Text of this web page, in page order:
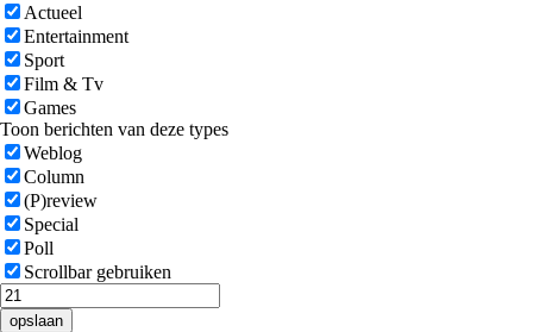
Actueel
Entertainment
Sport
Film & Tv
Games
Toon berichten van deze types
Weblog
Column
(P)review
Special
Poll
Scrollbar gebruiken
opslaan